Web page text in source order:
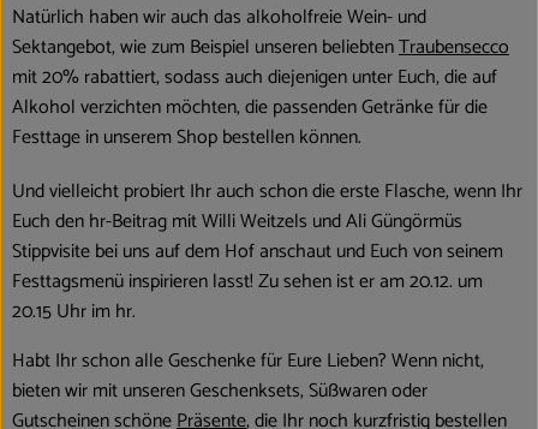
Natürlich haben wir auch das alkoholfreie Wein- und
Sektangebot, wie zum Beispiel unseren beliebtenTraubensecco
mit 20% rabattiert, sodass auch diejenigen unter Euch, die auf
Alkohol verzichten möchten, die passenden Getränke für die
Festtage in unserem Shop bestellen können.
Und vielleicht probiert Ihr auch schon die erste Flasche, wenn Ihr
Euch den hr-Beitrag mit Willi Weitzels und Ali Güngörmüs
Stippvisite bei uns auf dem Hof anschaut und Euch von seinem
Festtagsmenü inspirieren lasst! Zu sehen ist er am 20.12. um
20.15 Uhr im hr.
Habt Ihr schon alle Geschenke für Eure Lieben? Wenn nicht,
bieten wir mit unseren Geschenksets, Süßwaren oder
Gutscheinen schönePräsente, die Ihr noch kurzfristig bestellen